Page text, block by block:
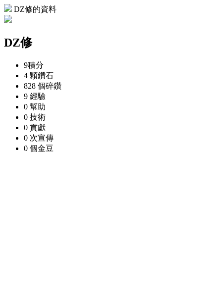
DZ修的資料
DZ修
9積分
4 顆鑽石
828 個碎鑽
9 經驗
0 幫助
0 技術
0 貢獻
0 次宣傳
0 個金豆